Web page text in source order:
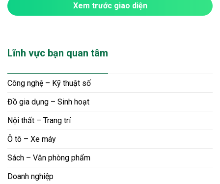
Xem trước giao diện
Lĩnh vực bạn quan tâm
Công nghệ – Kỹ thuật số
Đồ gia dụng – Sinh hoạt
Nội thất – Trang trí
Ô tô – Xe máy
Sách – Văn phòng phẩm
Doanh nghiệp